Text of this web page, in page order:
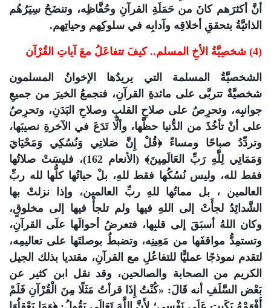
أنَّ أكثرَهم كانَ من حَمَلَةِ القرآنِ وحُفَّاظِه، وتنضَحُ سِيَرُهُم
الذاتيَّةُ بتحققِ أخلاقِه وآدابِه في سلوكِهم وحياتِهم.
(4) شخصِيَّةُ الأخِ المسلم.. كيفَ تتفاعَلُ معَ آياتِ القُرْآن
الشخصيَّةُ المسلمة التي يريدُها الإخوانُ المسلمون
شخصيَّةٌ تتربَّى على مائدةِ القرآنِ، فتجمعُ الخيرَ من جميعِ
جوانبِه، وتحرِصُ على صلاحِ القلبِ وصلاحِ البَدَنِ، وتحرِصُ
على أنْ تأخُذَ من الدُّنيا حظَّها، وألَّا تَدَعَ في الآخرةِ نصيبَها،
وتردِّدُ صباحًا ومساءً ﴿قُلْ إِنَّ صَلاتِي وَنُسُكِي وَمَحْيَايَ
وَمَمَاتِي لِلَّهِ رَبِّ العَالَمِينَ﴾ (الأنعام 162)، فليسَتْ صلاتُها
فقط لله، وليس نُسُكُها فقط للهِ، بلْ حياتُها كلُّها لله ربِّ
العالمين ، بل مماتُها للهِ ربِّ العالمين، وإذا نزلتْ بها
الشَّدائِدُ لجأَتْ إلى اللهِ فيها ولم تلجأْ فيها إلى مخلوقٍ،
وكان اللهُ أسبَقَ إلى قلبِها، فتعرضُ أحوالَها علَى القرآنِ،
وتستمِدُّ مواقفَها من مَعِينِه، وتضبطُ بوصلتَها على تعاليمِه،
لتقدم نموذجًا عمليًّا للتفاعُلِ مع القرآنِ، مقتديا بذلك الجيل
الكريم من الصحابة والصالحين، وقد نقل ابن كثير عن
بَعْض السَّلَفِ أنه قَالَ: «كُنْتُ إِذَا قرأتُ مَثَلًا مِنَ الْقُرْآنِ فَلَمْ